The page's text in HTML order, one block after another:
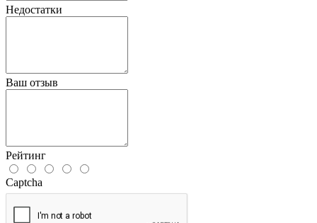
Недостатки
Ваш отзыв
Рейтинг
Captcha